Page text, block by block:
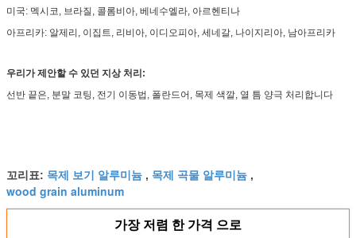
미국: 멕시코, 브라질, 콜롬비아, 베네수엘라, 아르헨티나
아프리카: 알제리, 이집트, 리비아, 이디오피아, 세네갈, 나이지리아, 남아프리카
우리가 제안할 수 있던 지상 처리:
선반 끝은, 분말 코팅, 전기 이동법, 폴란드어, 목제 색깔, 열 틈 양극 처리합니다
꼬리표: 목제 보기 알루미늄 , 목제 곡물 알루미늄 ,
wood grain aluminum
가장 저렴 한 가격 으로